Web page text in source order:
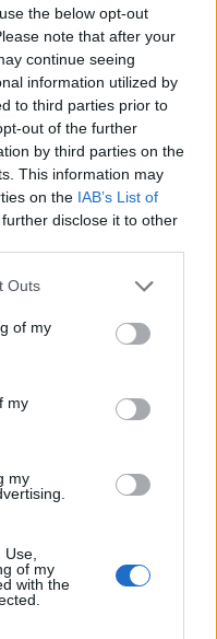
the below opt-out
note that after your
continue seeing
information utilized by
to third parties prior to
out of the further
by third parties on the
This information may
on the IAB’s List of
disclose it to other
Outs
of my
my
my
of my
with the
μακριά
δεν δείχνει
όπως η
κίνηση.
το άτομο
από το να
Καλύψτε τυχόν
αποστειρωμένη
οι χαλαρές ίνες
εγκαύματα.
από τη